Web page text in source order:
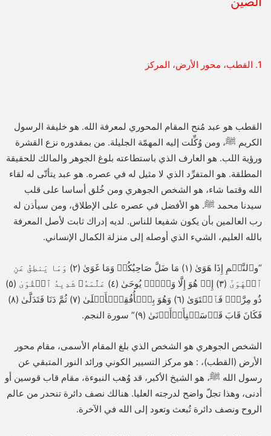
1. القطب، محور الأرض، المركز
القطب هو عبد مُنح المقام المحوري لمعرفة الله. هو خليفة الرسول
الكريم ﷺ، ومن وُكِّلت إليه المهمّة الجليلة. من بمقدوره نزع القشرة
ورؤية اللب. هو العارف الذي باستطاعته بلوغ الجوهر والمالك للحقيقة
المطلقة. هو المتفرِّد الذي لا مثيل له في عصره. هو عبد يتأتّى له لقاء
الله وقتما شاء، هو الشخص الجوهري ومن خُلق أساسا على قلب
سيدنا محمد ﷺ. هو الأفضل في عصره على الإطلاق، ومن سيأذن له
رب العالمين بأن يكون شفيعا للناس. لديه إدراك ثابت لأصل المعرفة
بالله العليم، الشيء الذي أوصله إلى منزلة الكمال الإنساني.
“وٱلنَّجۡمِ إِذَا هَوَىٰ (١) مَا ضَلَّ صَاحِبُكُمۡ وَمَا غَوَىٰ (٢) وَمَا يَنطِقُ عَنِ
ٱلۡهَوَىٰٓ (٣) إِنۡ هُوَ إِلَّا وَحۡىٌ۬ يُوحَىٰ (٤) عَلَّمَهُۥ شَدِيدُ ٱلۡقُوَىٰ (٥)
ذُو مِرَّةٍ۬ فَٱسۡتَوَىٰ (٦) وَهُوَ بِٱلۡأُفُقِٱلۡأَعۡلَىٰ (٧) ثُمَّ دَنَا فَتَدَلَّىٰ (٨)
فَكَانَ قَابَ قَوۡسَيۡنِأَوۡأَدۡنَىٰ (٩)” سورة النجم.
الشخص الجوهري هو الشخص الذي بلغ المقام الأسمى، مقام محور
الأرض (القطب)، : هو مركز التسيير الكوني ورائد النور المتبقي عن
رسول الله ﷺ، هو الشيخ الأكبر، قد وُهب النبوءة، مقام قاب قوسين أو
أدنى، وهذا تجلّ واضح لدرجته العليا. هنالك نصف دائرة تنحدر من عالم
الروح ونصف دائرة تُبعث وتعود إلى الله في الآخرة.